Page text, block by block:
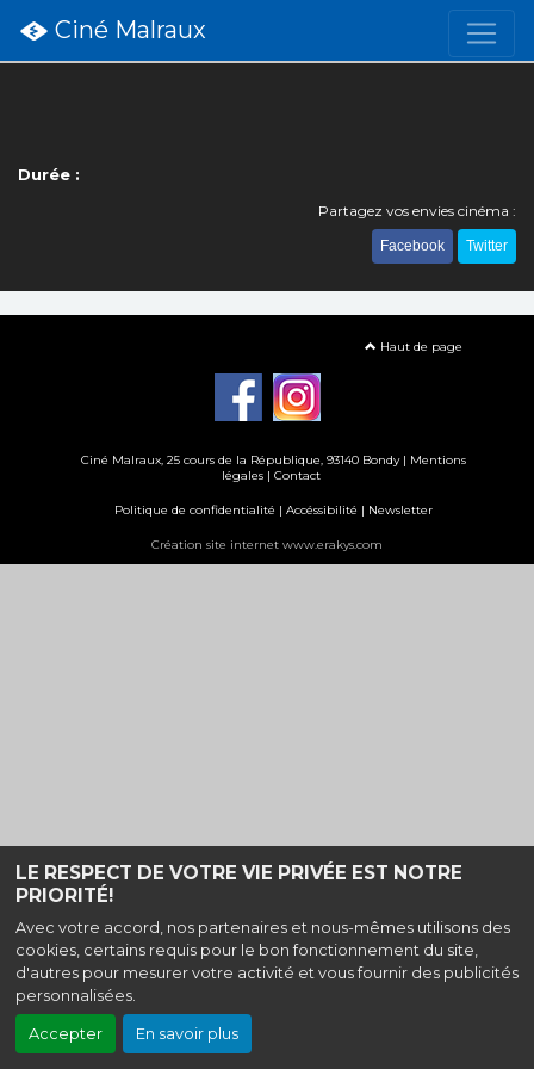
LE RESPECT DE VOTRE VIE PRIVÉE EST NOTRE
PRIORITÉ!
Avec votre accord, nos partenaires et nous-mêmes utilisons des
cookies, certains requis pour le bon fonctionnement du site,
d'autres pour mesurer votre activité et vous fournir des publicités
personnalisées.
Accepter En savoir plus
Ciné Malraux
Durée :
Partagez vos envies cinéma :
Facebook Twitter
Haut de page
Ciné Malraux, 25 cours de la République, 93140 Bondy | Mentions
légales | Contact
Politique de confidentialité | Accéssibilité | Newsletter
Création site internet www.erakys.com